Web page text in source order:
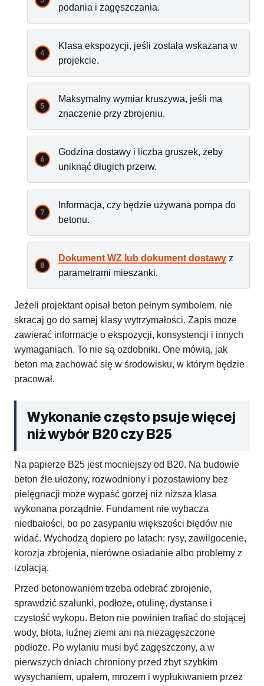
podania i zagęszczania.
Klasa ekspozycji, jeśli została wskazana w
projekcie.
Maksymalny wymiar kruszywa, jeśli ma
znaczenie przy zbrojeniu.
Godzina dostawy i liczba gruszek, żeby
uniknąć długich przerw.
Informacja, czy będzie używana pompa do
betonu.
Dokument WZ lub dokument dostawy z
parametrami mieszanki.
Jeżeli projektant opisał beton pełnym symbolem, nie
skracaj go do samej klasy wytrzymałości. Zapis może
zawierać informacje o ekspozycji, konsystencji i innych
wymaganiach. To nie są ozdobniki. One mówią, jak
beton ma zachować się w środowisku, w którym będzie
pracował.
Wykonanie często psuje więcej
niż wybór B20 czy B25
Na papierze B25 jest mocniejszy od B20. Na budowie
beton źle ułożony, rozwodniony i pozostawiony bez
pielęgnacji może wypaść gorzej niż niższa klasa
wykonana porządnie. Fundament nie wybacza
niedbałości, bo po zasypaniu większości błędów nie
widać. Wychodzą dopiero po latach: rysy, zawilgocenie,
korozja zbrojenia, nierówne osiadanie albo problemy z
izolacją.
Przed betonowaniem trzeba odebrać zbrojenie,
sprawdzić szalunki, podłoże, otulinę, dystanse i
czystość wykopu. Beton nie powinien trafiać do stojącej
wody, błota, luźnej ziemi ani na niezagęszczone
podłoże. Po wylaniu musi być zagęszczony, a w
pierwszych dniach chroniony przed zbyt szybkim
wysychaniem, upałem, mrozem i wypłukiwaniem przez